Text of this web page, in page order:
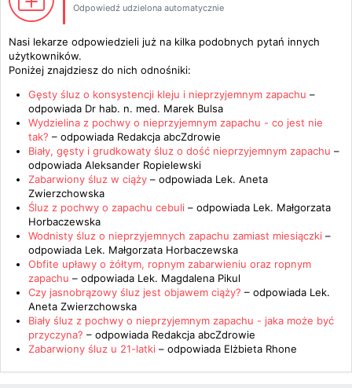
Odpowiedź udzielona automatycznie
Nasi lekarze odpowiedzieli już na kilka podobnych pytań innych
użytkowników.
Poniżej znajdziesz do nich odnośniki:
Gęsty śluz o konsystencji kleju i nieprzyjemnym zapachu –
odpowiada Dr hab. n. med. Marek Bulsa
Wydzielina z pochwy o nieprzyjemnym zapachu - co jest nie
tak? – odpowiada Redakcja abcZdrowie
Biały, gęsty i grudkowaty śluz o dość nieprzyjemnym zapachu –
odpowiada Aleksander Ropielewski
Zabarwiony śluz w ciąży – odpowiada Lek. Aneta
Zwierzchowska
Śluz z pochwy o zapachu cebuli – odpowiada Lek. Małgorzata
Horbaczewska
Wodnisty śluz o nieprzyjemnych zapachu zamiast miesiączki –
odpowiada Lek. Małgorzata Horbaczewska
Obfite upławy o żółtym, ropnym zabarwieniu oraz ropnym
zapachu – odpowiada Lek. Magdalena Pikul
Czy jasnobrązowy śluz jest objawem ciąży? – odpowiada Lek.
Aneta Zwierzchowska
Biały śluz z pochwy o nieprzyjemnym zapachu - jaka może być
przyczyna? – odpowiada Redakcja abcZdrowie
Zabarwiony śluz u 21-latki – odpowiada Elżbieta Rhone